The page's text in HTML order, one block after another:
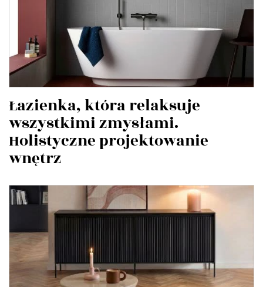
Łazienka, która relaksuje
wszystkimi zmysłami.
Holistyczne projektowanie
wnętrz